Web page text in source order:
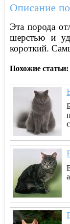
Описание
Эта порода
шерстью и
короткий.
Похожие статьи: